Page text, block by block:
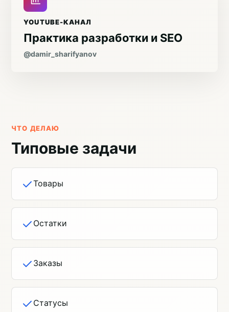
YOUTUBE-КАНАЛ
Практика разработки и SEO
@damir_sharifyanov
ЧТО ДЕЛАЮ
Типовые задачи
Товары
Остатки
Заказы
Статусы